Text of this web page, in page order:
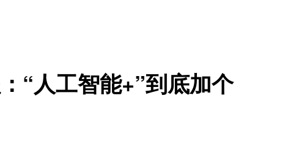
“人工智能+”到底加个